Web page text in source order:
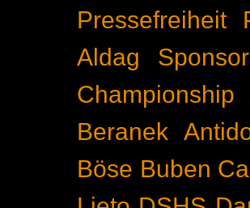
Pressefreiheit
Aldag
Championship
Beranek
Böse Buben